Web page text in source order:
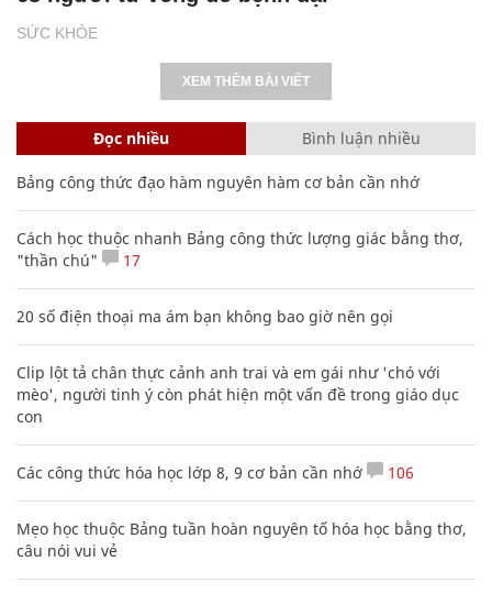
SỨC KHỎE
XEM THÊM BÀI VIẾT
Đọc nhiều Bình luận nhiều
Bảng công thức đạo hàm nguyên hàm cơ bản cần nhớ
Cách học thuộc nhanh Bảng công thức lượng giác bằng thơ,
"thần chú"
17
20 số điện thoại ma ám bạn không bao giờ nên gọi
Clip lột tả chân thực cảnh anh trai và em gái như 'chó với
mèo', người tinh ý còn phát hiện một vấn đề trong giáo dục
con
Các công thức hóa học lớp 8, 9 cơ bản cần nhớ 106
Mẹo học thuộc Bảng tuần hoàn nguyên tố hóa học bằng thơ,
câu nói vui vẻ